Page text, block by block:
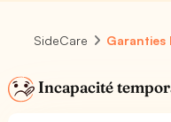
SideCare Garanties
Incapacité